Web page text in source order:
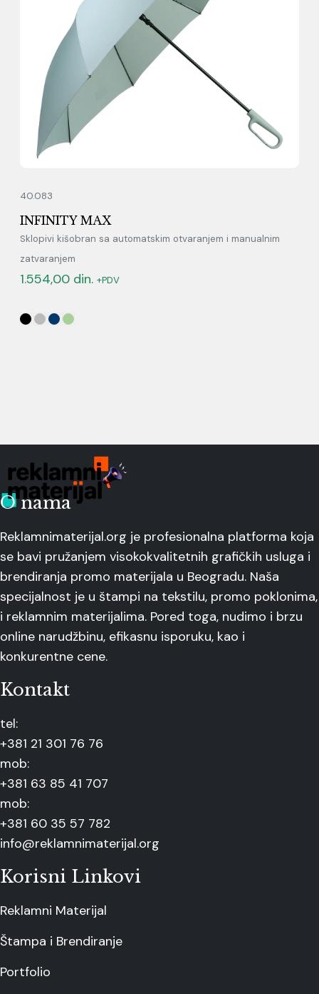
40.083
INFINITY MAX
Sklopivi kišobran sa automatskim otvaranjem i manualnim
zatvaranjem
1.554,00 din. +PDV
O nama
Reklamnimaterijal.org je profesionalna platforma koja
se bavi pružanjem visokokvalitetnih grafičkih usluga i
brendiranja promo materijala u Beogradu. Naša
specijalnost je u štampi na tekstilu, promo poklonima,
i reklamnim materijalima. Pored toga, nudimo i brzu
online narudžbinu, efikasnu isporuku, kao i
konkurentne cene.
Kontakt
tel:
+381 21 301 76 76
mob:
+381 63 85 41 707
mob:
+381 60 35 57 782
info@reklamnimaterijal.org
Korisni Linkovi
Reklamni Materijal
Štampa i Brendiranje
Portfolio